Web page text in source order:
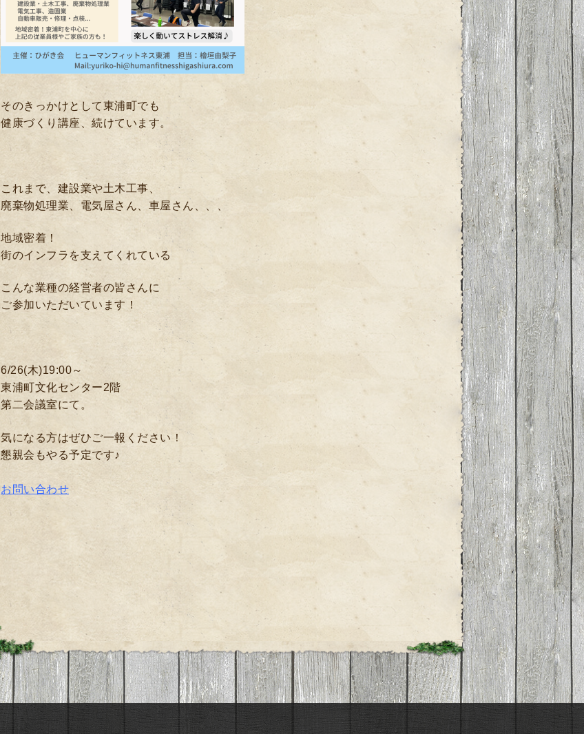
そのきっかけとして東浦町でも
健康づくり講座、続けています。
これまで、建設業や土木工事、
廃棄物処理業、電気屋さん、車屋さん、、、
地域密着！
街のインフラを支えてくれている
こんな業種の経営者の皆さんに
ご参加いただいています！
6/26(木)19:00～
東浦町文化センター2階
第二会議室にて。
気になる方はぜひご一報ください！
懇親会もやる予定です♪
お問い合わせ